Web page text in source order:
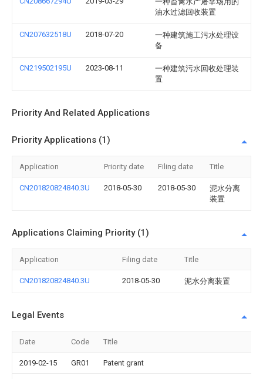
油水过滤回收装置
CN207632518U 2018-07-20
一种建筑施工污水处理设
备
CN219502195U 2023-08-11
一种建筑污水回收处理装
置
Priority And Related Applications
Priority Applications (1)
Application Priority date Filing date Title
CN201820824840.3U 2018-05-30 2018-05-30
泥水分离
装置
Applications Claiming Priority (1)
Application Filing date Title
CN201820824840.3U 2018-05-30 泥水分离装置
Legal Events
Date Code Title
2019-02-15 GR01 Patent grant